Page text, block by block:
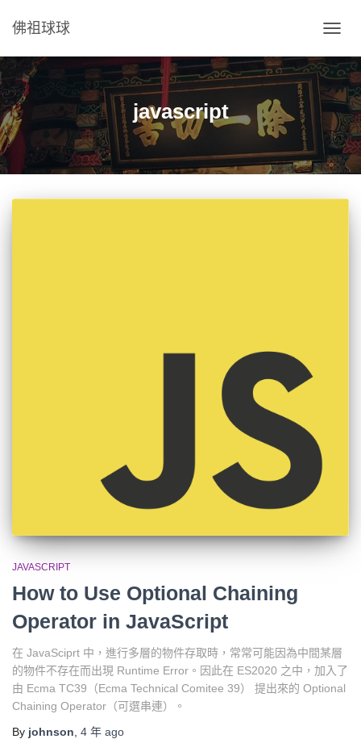
佛祖球球
javascript
JAVASCRIPT
How to Use Optional Chaining
Operator in JavaScript
在 JavaSciprt 中，進行多層的物件存取時，常常可能因為中間某層
的物件不存在而出現 Runtime Error。因此在 ES2020 之中，加入了
由 Ecma TC39（Ecma Technical Comitee 39） 提出來的 Optional
Chaining Operator（可選串連）。
By johnson 4 年 ago